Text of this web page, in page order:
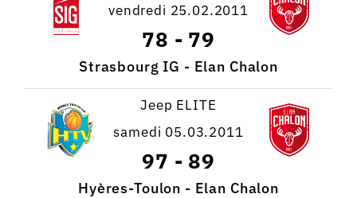
vendredi 25.02.2011
78 - 79
Strasbourg IG - Elan Chalon
Jeep ELITE
samedi 05.03.2011
97 - 89
Hyères-Toulon - Elan Chalon